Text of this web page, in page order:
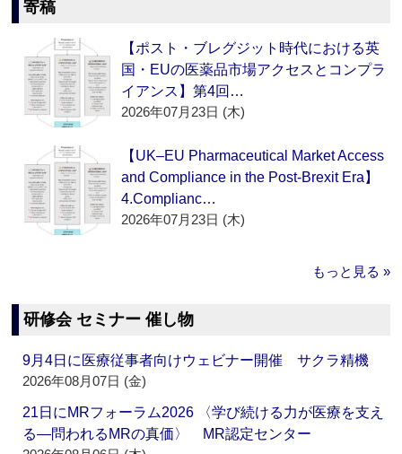
寄稿
【ポスト・ブレグジット時代における英
国・EUの医薬品市場アクセスとコンプラ
イアンス】第4回…
2026年07月23日 (木)
【UK–EU Pharmaceutical Market Access
and Compliance in the Post-Brexit Era】
4.Complianc…
2026年07月23日 (木)
もっと見る »
研修会 セミナー 催し物
9月4日に医療従事者向けウェビナー開催 サクラ精機
2026年08月07日 (金)
21日にMRフォーラム2026 〈学び続ける力が医療を支え
る―問われるMRの真価〉 MR認定センター